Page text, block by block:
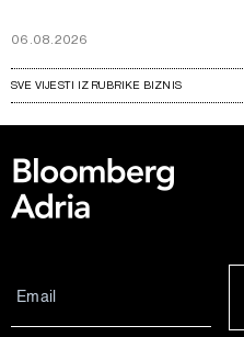
06.08.2026
SVE VIJESTI IZ RUBRIKE BIZNIS